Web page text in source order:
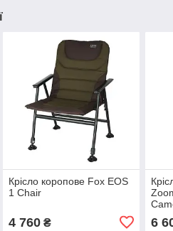
Крісло коропове Fox EOS
1 Chair
4 760₴ 6